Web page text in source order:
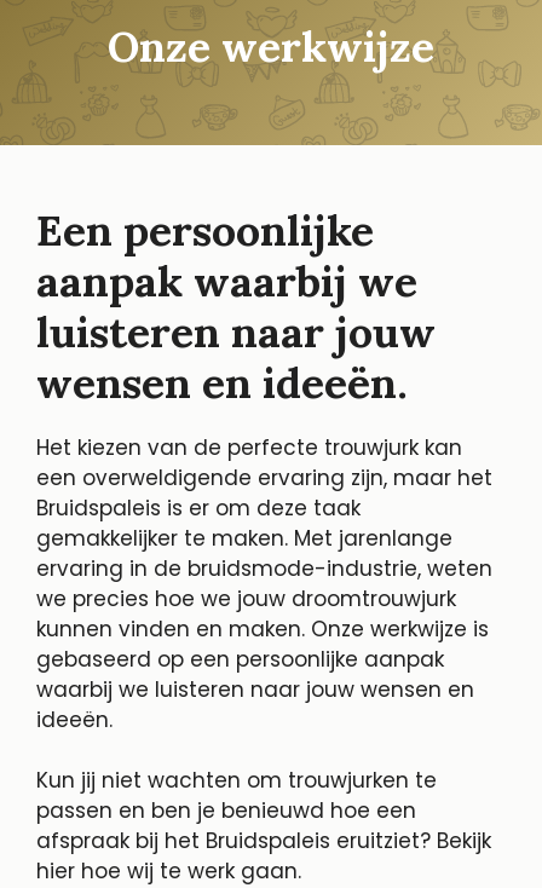
Onze werkwijze
Een persoonlijke
aanpak waarbij we
luisteren naar jouw
wensen en ideeën.
Het kiezen van de perfecte trouwjurk kan
een overweldigende ervaring zijn, maar het
Bruidspaleis is er om deze taak
gemakkelijker te maken. Met jarenlange
ervaring in de bruidsmode-industrie, weten
we precies hoe we jouw droomtrouwjurk
kunnen vinden en maken. Onze werkwijze is
gebaseerd op een persoonlijke aanpak
waarbij we luisteren naar jouw wensen en
ideeën.
Kun jij niet wachten om trouwjurken te
passen en ben je benieuwd hoe een
afspraak bij het Bruidspaleis eruitziet? Bekijk
hier hoe wij te werk gaan.